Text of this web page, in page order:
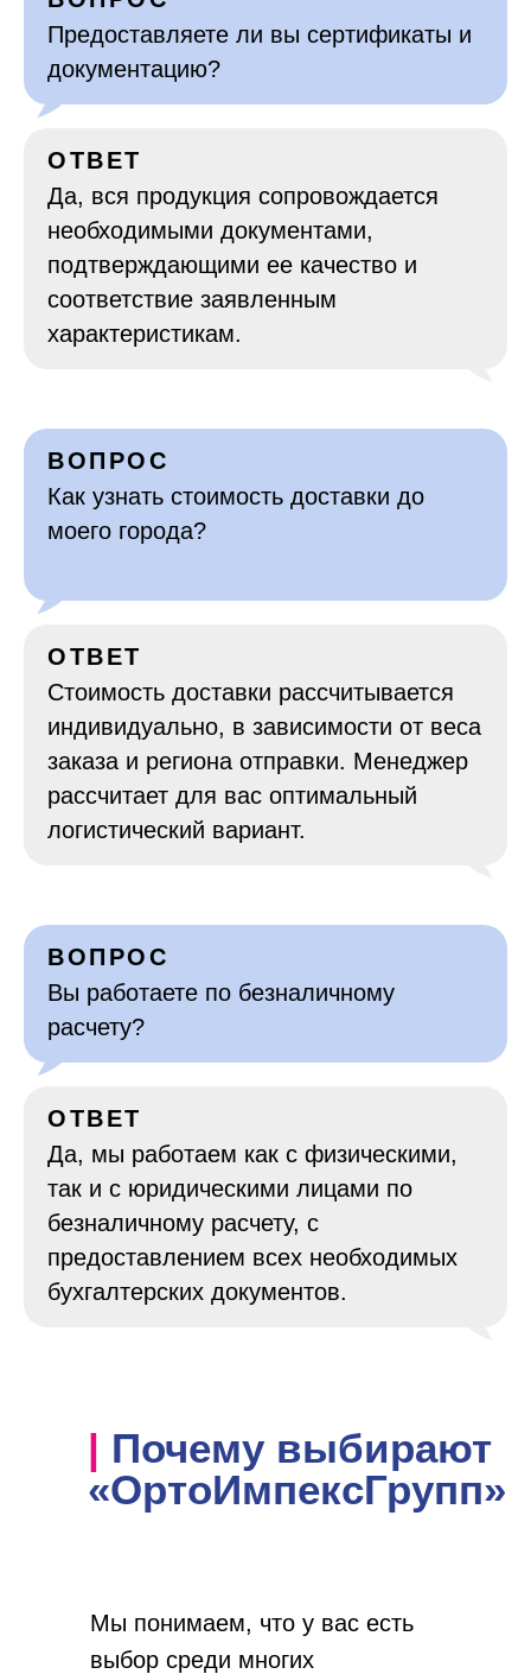
Предоставляете ли вы сертификаты и
документацию?
ОТВЕТ
Да, вся продукция сопровождается
необходимыми документами,
подтверждающими ее качество и
соответствие заявленным
характеристикам.
ВОПРОС
Как узнать стоимость доставки до
моего города?
ОТВЕТ
Стоимость доставки рассчитывается
индивидуально, в зависимости от веса
заказа и региона отправки. Менеджер
рассчитает для вас оптимальный
логистический вариант.
ВОПРОС
Вы работаете по безналичному
расчету?
ОТВЕТ
Да, мы работаем как с физическими,
так и с юридическими лицами по
безналичному расчету, с
предоставлением всех необходимых
бухгалтерских документов.
| Почему выбирают
«ОртоИмпексГрупп»
Мы понимаем, что у вас есть
выбор среди многих